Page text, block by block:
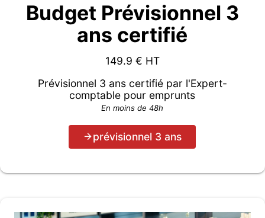
Budget Prévisionnel 3
ans certifié
149.9 € HT
Prévisionnel 3 ans certifié par l'Expert-
comptable pour emprunts
En moins de 48h
prévisionnel 3 ans